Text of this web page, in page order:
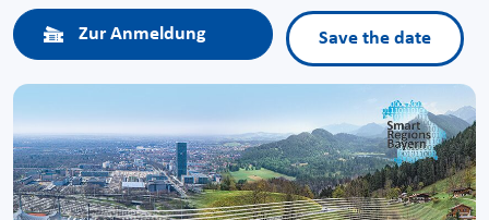
Zur Anmeldung Save the date